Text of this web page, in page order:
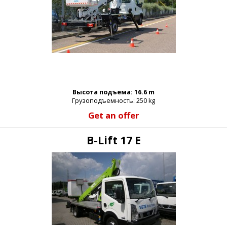
Высота подъема: 16.6 m
Грузоподъемность: 250 kg
Get an offer
B-Lift 17 E